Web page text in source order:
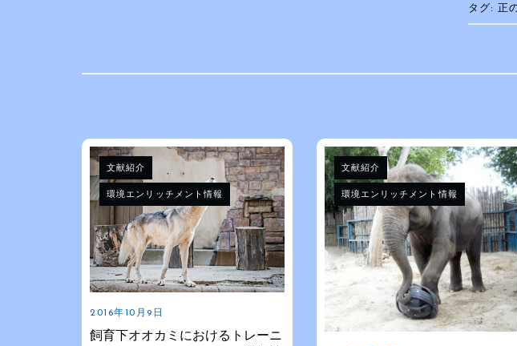
タグ: 正
文献紹介
環境エンリッチメント情報
2016年10月9日
飼育下オオカミにおけるトレーニ
文献紹介
環境エンリッチメント情報